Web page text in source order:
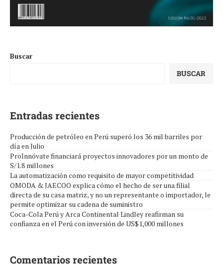
Buscar
BUSCAR
Entradas recientes
Producción de petróleo en Perú superó los 36 mil barriles por
día en Julio
ProInnóvate financiará proyectos innovadores por un monto de
S/1.8 millones
La automatización como requisito de mayor competitividad
OMODA & JAECOO explica cómo el hecho de ser una filial
directa de su casa matriz, y no un representante o importador, le
permite optimizar su cadena de suministro
Coca-Cola Perú y Arca Continental Lindley reafirman su
confianza en el Perú con inversión de US$1,000 millones
Comentarios recientes